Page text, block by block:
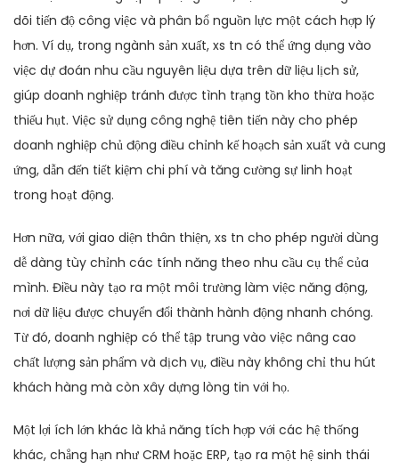
dõi tiến độ công việc và phân bổ nguồn lực một cách hợp lý
hơn. Ví dụ, trong ngành sản xuất, xs tn có thể ứng dụng vào
việc dự đoán nhu cầu nguyên liệu dựa trên dữ liệu lịch sử,
giúp doanh nghiệp tránh được tình trạng tồn kho thừa hoặc
thiếu hụt. Việc sử dụng công nghệ tiên tiến này cho phép
doanh nghiệp chủ động điều chỉnh kế hoạch sản xuất và cung
ứng, dẫn đến tiết kiệm chi phí và tăng cường sự linh hoạt
trong hoạt động.
Hơn nữa, với giao diện thân thiện, xs tn cho phép người dùng
dễ dàng tùy chỉnh các tính năng theo nhu cầu cụ thể của
mình. Điều này tạo ra một môi trường làm việc năng động,
nơi dữ liệu được chuyển đổi thành hành động nhanh chóng.
Từ đó, doanh nghiệp có thể tập trung vào việc nâng cao
chất lượng sản phẩm và dịch vụ, điều này không chỉ thu hút
khách hàng mà còn xây dựng lòng tin với họ.
Một lợi ích lớn khác là khả năng tích hợp với các hệ thống
khác, chẳng hạn như CRM hoặc ERP, tạo ra một hệ sinh thái